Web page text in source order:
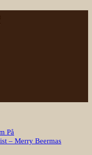
På
– Merry Beermas